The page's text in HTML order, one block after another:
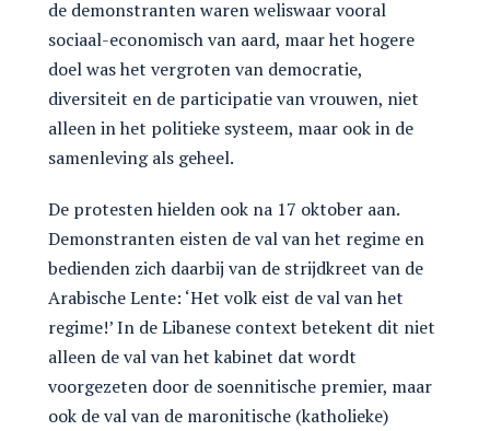
de demonstranten waren weliswaar vooral
sociaal-economisch van aard, maar het hogere
doel was het vergroten van democratie,
diversiteit en de participatie van vrouwen, niet
alleen in het politieke systeem, maar ook in de
samenleving als geheel.
De protesten hielden ook na 17 oktober aan.
Demonstranten eisten de val van het regime en
bedienden zich daarbij van de strijdkreet van de
Arabische Lente: ‘Het volk eist de val van het
regime!’ In de Libanese context betekent dit niet
alleen de val van het kabinet dat wordt
voorgezeten door de soennitische premier, maar
ook de val van de maronitische (katholieke)